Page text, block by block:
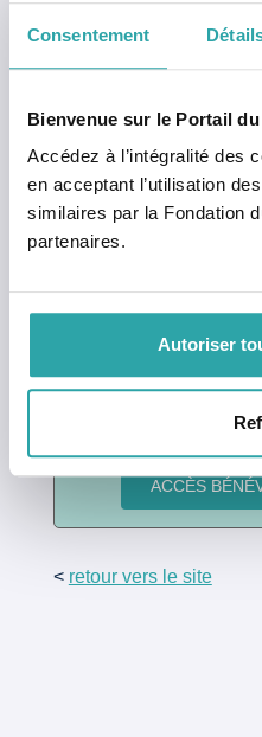
Consentement
Bienvenue sur le Portail
Accédez à l’intégralité des
en acceptant l’utilisation
similaires par la Fondation
partenaires.
Autoriser
Mémoriser mon
Bénévole
Connectez-
< retour vers le site